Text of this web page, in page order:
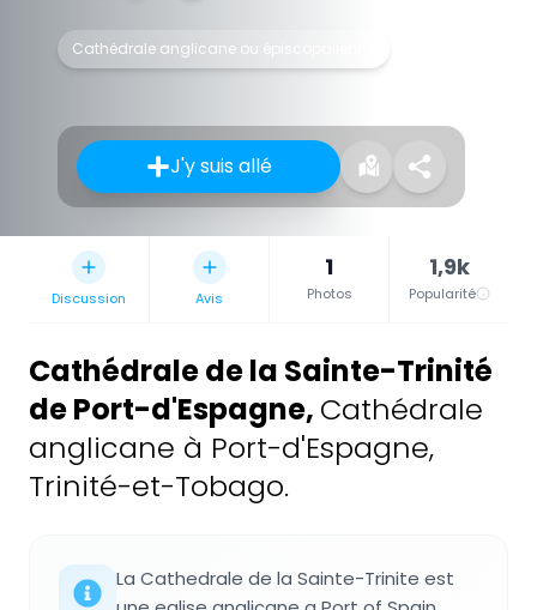
Cathédrale anglicane ou épiscopalienne
J'y suis allé
Discussion Avis
1
Photos
1,9k
Popularité
Cathédrale de la Sainte-Trinité
de Port-d'Espagne, Cathédrale
anglicane à Port-d'Espagne,
Trinité-et-Tobago.
La Cathedrale de la Sainte-Trinite est